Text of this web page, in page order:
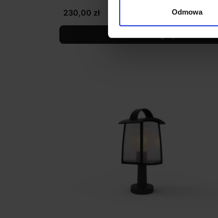
Odmowa
230,00 zł
Zobacz szczegóły